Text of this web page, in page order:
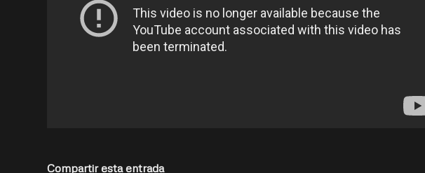
Compartir esta entrada